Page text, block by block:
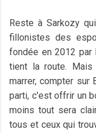
Reste à Sarkozy
fillonistes des
fondée en 2012 par
tient la route. Mais
marrer, compter sur
parti, c'est offrir un
moins tout sera
tous et ceux qui